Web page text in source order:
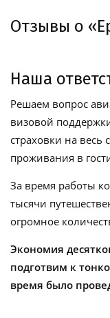
Отзывы о
Наша
Решаем вопрос
визовой
страховки на весь
проживания в
За время работы
тысячи
огромное
Экономия
подготвим к
время было